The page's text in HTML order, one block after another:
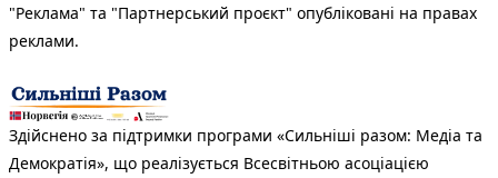
"Реклама" та "Партнерський проєкт" опубліковані на правах
реклами.
Здійснено за підтримки програми «Сильніші разом: Медіа та
Демократія», що реалізується Всесвітньою асоціацією